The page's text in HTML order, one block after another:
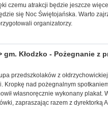
czemu atrakcji będzie jeszcze
się Noc Świętojańska. Warto
organizatorzy.
gm. Kłodzko - Pożegnanie z
przedszkolaków z
Kropkę nad pożegnalnym
własnoręcznie wykonany plakat.
zapraszając razem z dyrektorką